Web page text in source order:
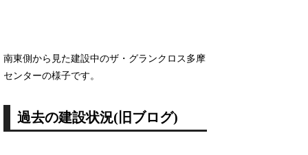
南東側から見た建設中のザ・グランクロス多摩
センターの様子です。
過去の建設状況(旧ブログ)